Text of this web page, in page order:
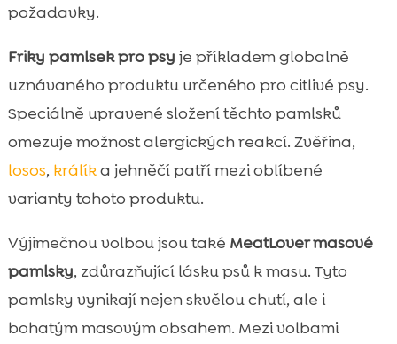
požadavky.
Friky pamlsek pro psy je příkladem globalně
uznávaného produktu určeného pro citlivé psy.
Speciálně upravené složení těchto pamlsků
omezuje možnost alergických reakcí. Zvěřina,
losos, králíka jehněčí patří mezi oblíbené
varianty tohoto produktu.
Výjimečnou volbou jsou také MeatLover masové
pamlsky, zdůrazňující lásku psů k masu. Tyto
pamlsky vynikají nejen skvělou chutí, ale i
bohatým masovým obsahem. Mezi volbami